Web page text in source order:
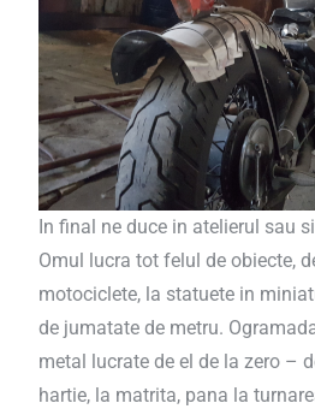
In final ne duce in atelierul sau
Omul lucra tot felul de obiecte,
motociclete, la statuete in
de jumatate de metru.
metal lucrate de el de la zero –
hartie, la matrita, pana la